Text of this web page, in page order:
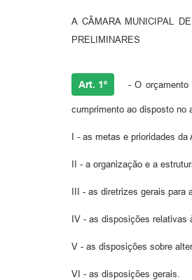
A CÂMARA MUNICIPAL
PRELIMINARES
Art. 1º - O orçamento
cumprimento ao disposto no
I - as metas e prioridades
II - a organização e a
III - as diretrizes gerais
IV - as disposições
V - as disposições sobre
VI - as disposições gerais.